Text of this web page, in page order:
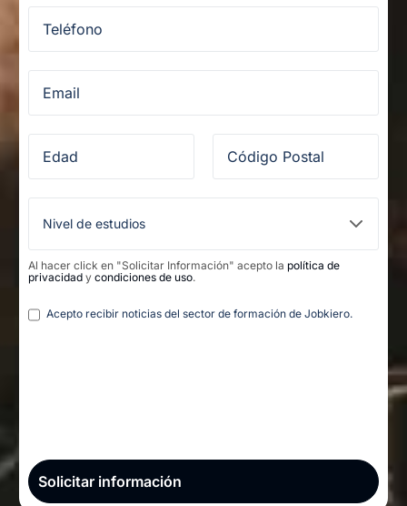
Al hacer click en "Solicitar Información" acepto la política de
privacidad y condiciones de uso.
Acepto recibir noticias del sector de formación de Jobkiero.